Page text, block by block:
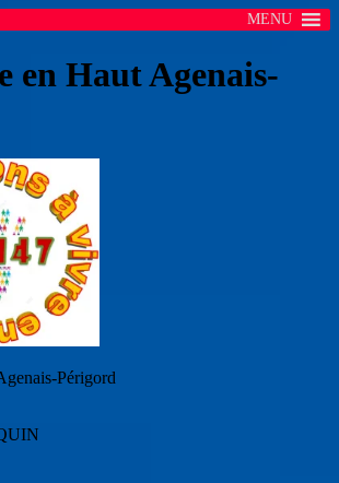
MENU
en Haut Agenais-
Périgord